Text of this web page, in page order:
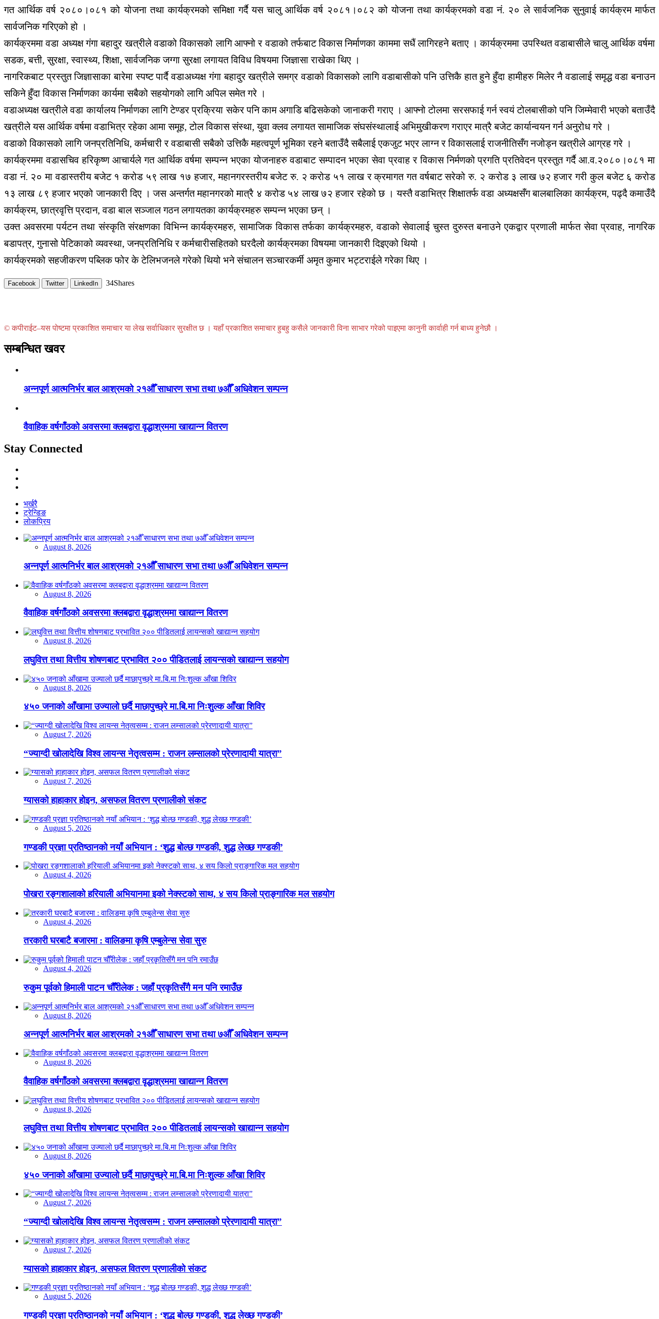
गत आर्थिक वर्ष २०८०।०८१ को योजना तथा कार्यक्रमको समिक्षा गर्दै यस चालु आर्थिक वर्ष २०८१।०८२ को योजना तथा कार्यक्रमको वडा नं. २० ले सार्वजनिक सुनुवाई कार्यक्रम मार्फत
सार्वजनिक गरिएको हो ।
कार्यक्रममा वडा अध्यक्ष गंगा बहादुर खत्रीले वडाको विकासको लागि आफ्नो र वडाको तर्फबाट विकास निर्माणका काममा सधैं लागिरहने बताए । कार्यक्रममा उपस्थित वडाबासीले चालु आर्थिक वर्षमा
सडक, बत्ती, सुरक्षा, स्वास्थ्य, शिक्षा, सार्वजनिक जग्गा सुरक्षा लगायत विविध विषयमा जिज्ञासा राखेका थिए ।
नागरिकबाट प्रस्तुत जिज्ञासाका बारेमा स्पष्ट पार्दै वडाअध्यक्ष गंगा बहादुर खत्रीले समग्र वडाको विकासको लागि वडाबासीको पनि उत्तिकै हात हुने हुँदा हामीहरु मिलेर नै वडालाई समृद्ध वडा बनाउन
सकिने हुँदा विकास निर्माणका कार्यमा सबैको सहयोगको लागि अपिल समेत गरे ।
वडाअध्यक्ष खत्रीले वडा कार्यालय निर्माणका लागि टेण्डर प्रक्रिया सकेर पनि काम अगाडि बढिसकेको जानाकरी गराए । आफ्नो टोलमा सरसफाई गर्न स्वयं टोलबासीको पनि जिम्मेवारी भएको बताउँदै
खत्रीले यस आर्थिक वर्षमा वडाभित्र रहेका आमा समूह, टोल विकास संस्था, युवा क्लव लगायत सामाजिक संघसंस्थालाई अभिमुखीकरण गराएर मात्रै बजेट कार्यान्वयन गर्न अनुरोध गरे ।
वडाको विकासको लागि जनप्रतिनिधि, कर्मचारी र वडाबासी सबैको उत्तिकै महत्वपूर्ण भूमिका रहने बताउँदै सबैलाई एकजुट भएर लाग्न र विकासलाई राजनीतिसँग नजोड्न खत्रीले आग्रह गरे ।
कार्यक्रममा वडासचिव हरिकृष्ण आचार्यले गत आर्थिक वर्षमा सम्पन्न भएका योजनाहरु वडाबाट सम्पादन भएका सेवा प्रवाह र विकास निर्मणको प्रगति प्रतिवेदन प्रस्तुत गर्दै आ.व.२०८०।०८१ मा
वडा नं. २० मा वडास्तरीय बजेट १ करोड ५९ लाख १७ हजार, महानगरस्तरीय बजेट रु. २ करोड ५१ लाख र क्रमागत गत वर्षबाट सरेको रु. २ करोड ३ लाख ७२ हजार गरी कुल बजेट ६ करोड
१३ लाख ८९ हजार भएको जानकारी दिए । जस अन्तर्गत महानगरको मात्रै ४ करोड ५४ लाख ७२ हजार रहेको छ । यस्तै वडाभित्र शिक्षातर्फ वडा अध्यक्षसँग बालबालिका कार्यक्रम, पढ्दै कमाउँदै
कार्यक्रम, छात्रवृत्ति प्रदान, वडा बाल सञ्जाल गठन लगायतका कार्यक्रमहरु सम्पन्न भएका छन् ।
उक्त अवसरमा पर्यटन तथा संस्कृति संरक्षणका विभिन्न कार्यक्रमहरु, सामाजिक विकास तर्फका कार्यक्रमहरु, वडाको सेवालाई चुस्त दुरुस्त बनाउने एकद्वार प्रणाली मार्फत सेवा प्रवाह, नागरिक
बडापत्र, गुनासो पेटिकाको व्यवस्था, जनप्रतिनिधि र कर्मचारीसहितको घरदैलो कार्यक्रमका विषयमा जानकारी दिइएको थियो ।
कार्यक्रमको सहजीकरण पब्लिक फोर के टेलिभजनले गरेको थियो भने संचालन सञ्चारकर्मी अमृत कुमार भट्टराईले गरेका थिए ।
Facebook Twitter LinkedIn 34Shares
© कपीराईट–यस पोष्टमा प्रकाशित समाचार या लेख सर्वाधिकार सुरक्षीत छ । यहाँ प्रकाशित समाचार हुबहु कसैले जानकारी विना साभार गरेको पाइएमा कानुनी कार्वाही गर्न बाध्य हुनेछौ ।
सम्बन्धित खवर
अन्नपूर्ण आत्मनिर्भर बाल आश्रमको २१औँ साधारण सभा तथा ७औँ अधिवेशन सम्पन्न
वैवाहिक वर्षगाँठको अवसरमा क्लबद्वारा वृद्धाश्रममा खाद्यान्न वितरण
Stay Connected
भर्खरै
ट्रेन्डिङ
लोकप्रिय
August 8, 2026
अन्नपूर्ण आत्मनिर्भर बाल आश्रमको २१औँ साधारण सभा तथा ७औँ अधिवेशन सम्पन्न
August 8, 2026
वैवाहिक वर्षगाँठको अवसरमा क्लबद्वारा वृद्धाश्रममा खाद्यान्न वितरण
August 8, 2026
लघुवित्त तथा वित्तीय शोषणबाट प्रभावित २०० पीडितलाई लायन्सको खाद्यान्न सहयोग
August 8, 2026
४५० जनाको आँखामा उज्यालो छर्दै माछापुच्छ्रे मा.बि.मा निःशुल्क आँखा शिविर
August 7, 2026
“ज्याग्दी खोलादेखि विश्व लायन्स नेतृत्वसम्म : राजन लम्सालको प्रेरणादायी यात्रा”
August 7, 2026
ग्यासको हाहाकार होइन, असफल वितरण प्रणालीको संकट
August 5, 2026
गण्डकी प्रज्ञा प्रतिष्ठानको नयाँ अभियान : ‘शुद्ध बोल्छ गण्डकी, शुद्ध लेख्छ गण्डकी’
August 4, 2026
पोखरा रङ्गशालाको हरियाली अभियानमा इको नेक्स्टको साथ, ४ सय किलो प्राङ्गारिक मल सहयोग
August 4, 2026
तरकारी घरबाटै बजारमा : वालिङमा कृषि एम्बुलेन्स सेवा सुरु
August 4, 2026
रुकुम पूर्वको हिमाली पाटन चौँरीलेक : जहाँ प्रकृतिसँगै मन पनि रमाउँछ
August 8, 2026
अन्नपूर्ण आत्मनिर्भर बाल आश्रमको २१औँ साधारण सभा तथा ७औँ अधिवेशन सम्पन्न
August 8, 2026
वैवाहिक वर्षगाँठको अवसरमा क्लबद्वारा वृद्धाश्रममा खाद्यान्न वितरण
August 8, 2026
लघुवित्त तथा वित्तीय शोषणबाट प्रभावित २०० पीडितलाई लायन्सको खाद्यान्न सहयोग
August 8, 2026
४५० जनाको आँखामा उज्यालो छर्दै माछापुच्छ्रे मा.बि.मा निःशुल्क आँखा शिविर
August 7, 2026
“ज्याग्दी खोलादेखि विश्व लायन्स नेतृत्वसम्म : राजन लम्सालको प्रेरणादायी यात्रा”
August 7, 2026
ग्यासको हाहाकार होइन, असफल वितरण प्रणालीको संकट
August 5, 2026
गण्डकी प्रज्ञा प्रतिष्ठानको नयाँ अभियान : ‘शुद्ध बोल्छ गण्डकी, शुद्ध लेख्छ गण्डकी’